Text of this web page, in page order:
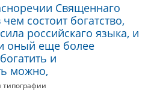
Священнаго
состоит богатство,
российскаго языка, и
оный еще более
и
можно,
типографии